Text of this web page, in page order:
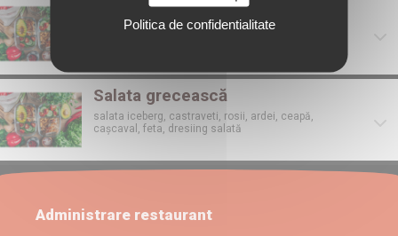
Salată cu ton
ton, salată iceberg, castraveți, roșii, porumb, ceapă,
Salata grecească
salata iceberg, castraveti, rosii, ardei, ceapă,
cașcaval, feta, dresiing salată
Administrare restaurant
Politica de confidentialitate